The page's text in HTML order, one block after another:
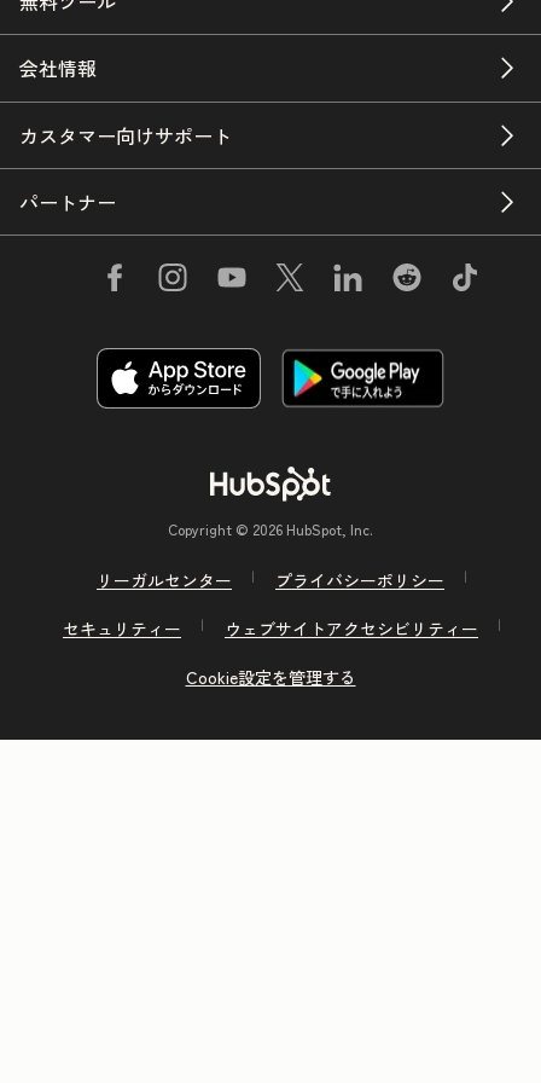
会社情報
カスタマー向けサポート
パートナー
Copyright © 2026 HubSpot, Inc.
リーガルセンター
プライバシーポリシー
セキュリティー
ウェブサイトアクセシビリティー
Cookie設定を管理する